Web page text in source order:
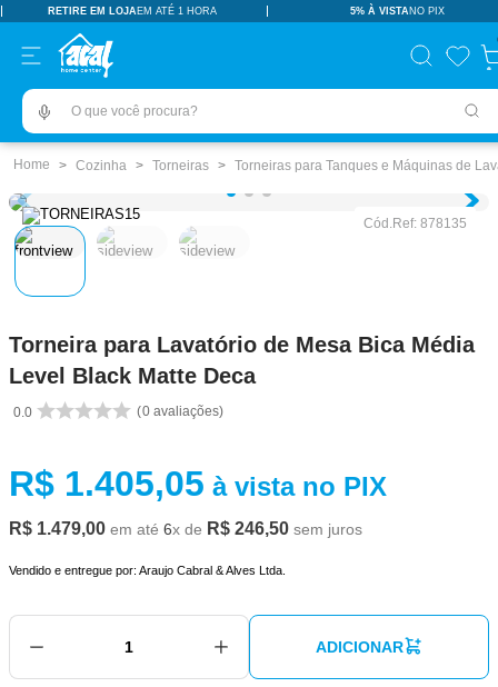
RETIRE EM LOJAEM ATÉ 1 HORA 5% À VISTANO PIX
O que você procura?
Cozinha Torneiras Torneiras para Tanques e Máquinas de
Cód.Ref: 878135
Torneira para Lavatório de Mesa Bica Média
Level Black Matte Deca
0.0 0 avaliações
R$ 1.405,05 à vista no PIX
R$ 1.479,00 em até 6x de R$ 246,50 sem juros
Vendido e entregue por: Araujo Cabral & Alves Ltda.
ADICIONAR
TERMOS MAIS BUSCADOS
pisos revestimentos
º ceramica
tinta
4
5º revestimento
8º chuveiro
9 º porta
1